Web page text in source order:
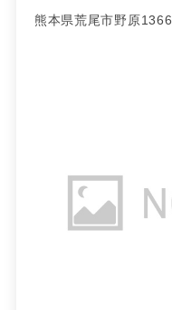
熊本県荒尾市野原1366